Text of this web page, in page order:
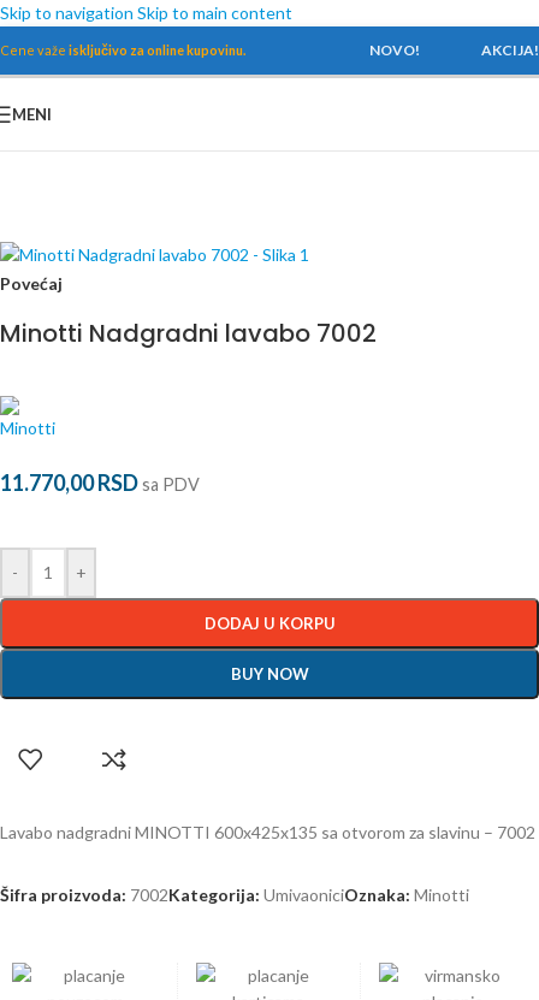
Skip to navigation Skip to main content
Cene važe isključivo za online kupovinu. NOVO! AKCIJA!
MENI
Povećaj
Minotti Nadgradni lavabo 7002
11.770,00RSDsa PDV
- +
DODAJ U KORPU
BUY NOW
Lavabo nadgradni MINOTTI 600x425x135 sa otvorom za slavinu – 7002
Šifra proizvoda: 7002Kategorija: UmivaoniciOznaka: Minotti